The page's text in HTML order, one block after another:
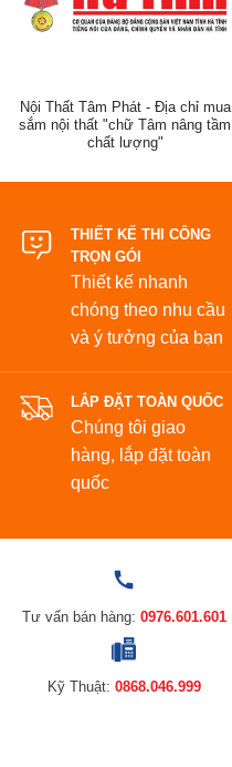
Nội Thất Tâm Phát - Địa chỉ mua
sắm nội thất "chữ Tâm nâng tầm
chất lượng"
THIẾT KẾ THI CÔNG
TRỌN GÓI
Thiết kế nhanh
chóng theo nhu cầu
và ý tưởng của bạn
LẮP ĐẶT TOÀN QUỐC
Chúng tôi giao
hàng, lắp đặt toàn
quốc
Tư vấn bán hàng: 0976.601.601
Kỹ Thuật: 0868.046.999